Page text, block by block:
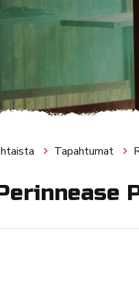
Tapahtumat